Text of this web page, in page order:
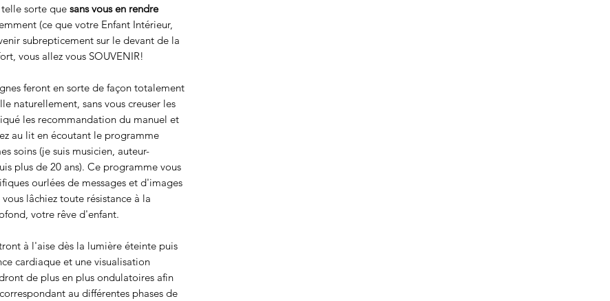
sorte que sans vous en rendre
(ce que votre Enfant Intérieur,
subrepticement sur le devant de la
vous allez vous SOUVENIR!
feront en sorte de façon totalement
naturellement, sans vous creuser les
les recommandation du manuel et
au lit en écoutant le programme
soins (je suis musicien, auteur-
plus de 20 ans). Ce programme vous
ourlées de messages et d'images
lâchiez toute résistance à la
votre rêve d'enfant.
à l'aise dès la lumière éteinte puis
cardiaque et une visualisation
de plus en plus ondulatoires afin
au différentes phases de